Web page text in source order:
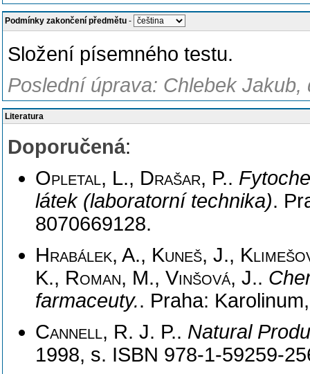
Podmínky zakončení předmětu -
Složení písemného testu.
Poslední úprava: Chlebek
Literatura
Doporučená:
Opletal, L., Drašar, P..
látek (laboratorní technika).
8070669128.
Hrabálek, A., Kuneš, J.,
K., Roman, M., Vinšová, J..
farmaceuty.. Praha:
Cannell, R. J. P.. Natural
1998, s. ISBN 978-1-59259-